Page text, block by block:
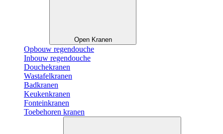
Open Kranen
Opbouw regendouche
Inbouw regendouche
Douchekranen
Wastafelkranen
Badkranen
Keukenkranen
Fonteinkranen
Toebehoren kranen